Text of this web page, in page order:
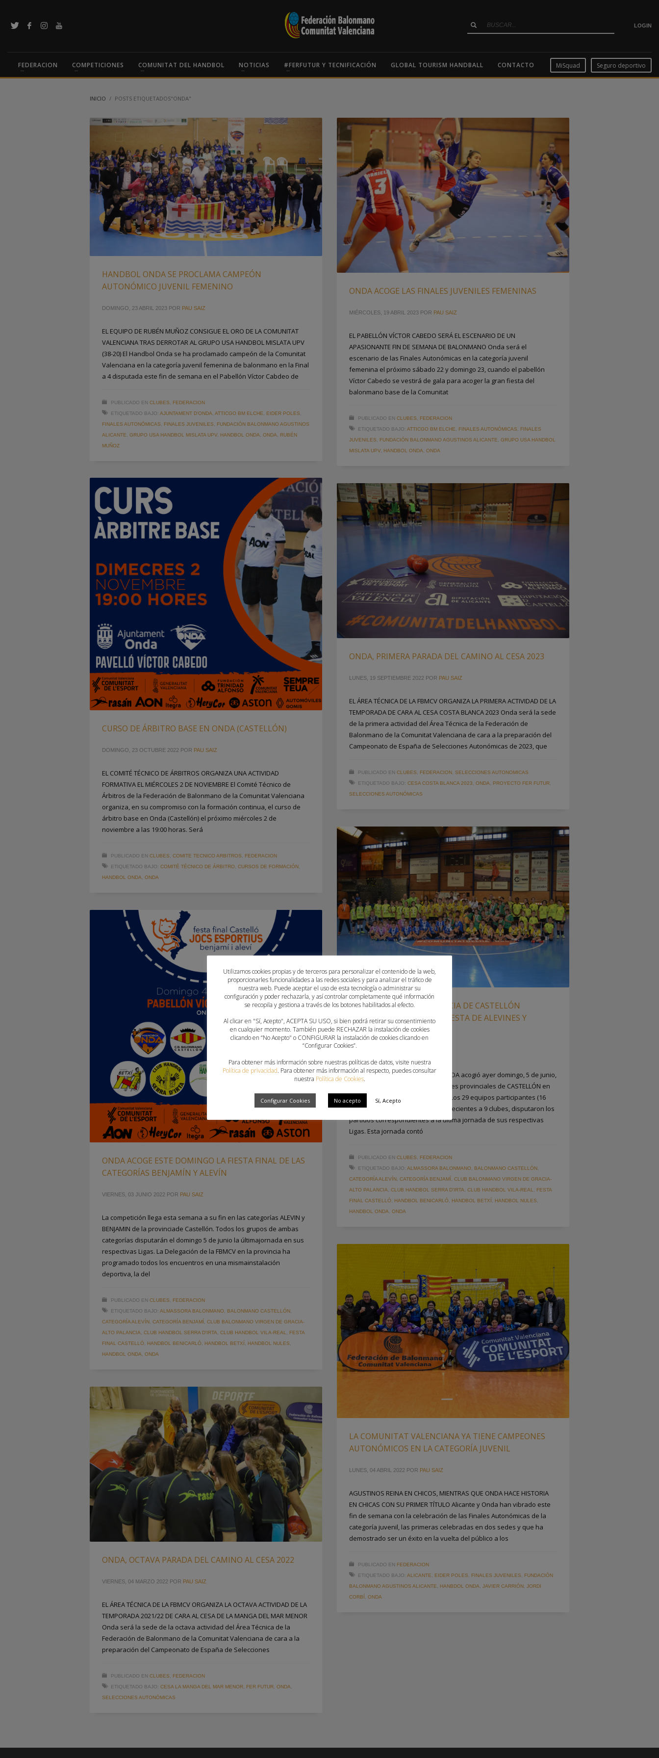
LOGIN
FEDERACION COMPETICIONES COMUNITAT DEL HANDBOL NOTICIAS #FERFUTUR Y TECNIFICACIÓN GLOBAL TOURISM HANDBALL CONTACTO MiSquad Seguro deportivo
INICIO POSTS ETIQUETADOS"ONDA"
HANDBOL ONDA SE PROCLAMA CAMPEÓN
AUTONÓMICO JUVENIL FEMENINO
DOMINGO, 23 ABRIL 2023 POR PAU SAIZ
EL EQUIPO DE RUBÉN MUÑOZ CONSIGUE EL ORO DE LA COMUNITAT
VALENCIANA TRAS DERROTAR AL GRUPO USA HANDBOL MISLATA UPV
(38-20) El Handbol Onda se ha proclamado campeón de la Comunitat
Valenciana en la categoría juvenil femenina de balonmano en la Final
a 4 disputada este fin de semana en el Pabellón Víctor Cabdeo de
PUBLICADO EN CLUBES
FEDERACION
ETIQUETADO BAJO: AJUNTAMENT D'ONDA ATTICGO BM ELCHE EIDER POLES
FINALES AUTONÓMICAS
FINALES JUVENILES
FUNDACIÓN BALONMANO AGUSTINOS
ALICANTE
GRUPO USA HANDBOL MISLATA UPV, HANDBOL ONDA ONDA
RUBÉN
MUÑOZ
ONDA ACOGE LAS FINALES JUVENILES FEMENINAS
MIÉRCOLES, 19 ABRIL 2023 POR PAU SAIZ
EL PABELLÓN VÍCTOR CABEDO SERÁ EL ESCENARIO DE UN
APASIONANTE FIN DE SEMANA DE BALONMANO Onda será el
escenario de las Finales Autonómicas en la categoría juvenil
femenina el próximo sábado 22 y domingo 23, cuando el pabellón
Víctor Cabedo se vestirá de gala para acoger la gran fiesta del
balonmano base de la Comunitat
PUBLICADO EN CLUBES
FEDERACION
ETIQUETADO BAJO: ATTICGO BM ELCHE FINALES AUTONÓMICAS
FINALES
JUVENILES
FUNDACIÓN BALONMANO AGUSTINOS ALICANTE
GRUPO USA HANDBOL
MISLATA UPV, HANDBOL ONDA ONDA
CURSO DE ÁRBITRO BASE EN ONDA (CASTELLÓN)
DOMINGO, 23 OCTUBRE 2022 POR PAU SAIZ
EL COMITÉ TÉCNICO DE ÁRBITROS ORGANIZA UNA ACTIVIDAD
FORMATIVA EL MIÉRCOLES 2 DE NOVIEMBRE El Comité Técnico de
Árbitros de la Federación de Balonmano de la Comunitat Valenciana
organiza, en su compromiso con la formación continua, el curso de
árbitro base en Onda (Castellón) el próximo miércoles 2 de
noviembre a las 19:00 horas. Será
PUBLICADO EN CLUBES COMITE TECNICO ARBITROS
FEDERACION
ETIQUETADO BAJO: COMITÉ TÉCNICO DE ÁRBITRO CURSOS DE FORMACIÓN
HANDBOL ONDA
ONDA
ONDA, PRIMERA PARADA DEL CAMINO AL CESA 2023
LUNES, 19 SEPTIEMBRE 2022 POR PAU SAIZ
EL ÁREA TÉCNICA DE LA FBMCV ORGANIZA LA PRIMERA ACTIVIDAD DE LA
TEMPORADA DE CARA AL CESA COSTA BLANCA 2023 Onda será la sede
de la primera actividad del Área Técnica de la Federación de
Balonmano de la Comunitat Valenciana de cara a la preparación del
Campeonato de España de Selecciones Autonómicas de 2023, que
PUBLICADO EN CLUBES FEDERACION SELECCIONES AUTONOMICAS
ETIQUETADO BAJO: CESA COSTA BLANCA 2023 ONDA PROYECTO FER FUTUR
SELECCIONES AUTONÓMICAS
29 EQUIPOS DE LA PROVINCIA DE CASTELLÓN
PARTICIPAN DE LA GRAN FIESTA DE ALEVINES Y
BENJAMINES
El pabellón VÍCTOR CABEDO de ONDA acogió ayer domingo, 5 de junio,
la jornada final de las competiciones provinciales de CASTELLÓN en
las categorías ALEVÍN y BENJAMÍN. Los 29 equipos participantes (16
ALEVINES y 13 BENJAMINES), pertenecientes a 9 clubes, disputaron los
partidos correspondientes a la última jornada de sus respectivas
Ligas. Esta jornada contó
PUBLICADO EN CLUBES
FEDERACION
ETIQUETADO BAJO: ALMASSORA BALONMANO BALONMANO CASTELLÓN
CATEGORÍA ALEVÍN CATEGORÍA BENJAMÍ
CLUB BALONMANO VIRGEN DE GRACIA-
ALTO PALANCIA
CLUB HANDBOL SERRA D'IRTA CLUB HANDBOL VILA-REAL
FESTA
FINAL CASTELLÓ
HANDBOL BENICARLÓ HANDBOL BETXÍ HANDBOL NULES
HANDBOL ONDA
ONDA
ONDA ACOGE ESTE DOMINGO LA FIESTA FINAL DE LAS
CATEGORÍAS BENJAMÍN Y ALEVÍN
VIERNES, 03 JUNIO 2022 POR PAU SAIZ
La competición llega esta semana a su fin en las categorías ALEVIN y
BENJAMIN de la provinciade Castellón. Todos los grupos de ambas
categorías disputarán el domingo 5 de junio la últimajornada en sus
respectivas Ligas. La Delegación de la FBMCV en la provincia ha
programado todos los encuentros en una mismainstalación
deportiva, la del
PUBLICADO EN CLUBES
FEDERACION
ETIQUETADO BAJO: ALMASSORA BALONMANO BALONMANO CASTELLÓN
CATEGORÍA ALEVÍN CATEGORÍA BENJAMÍ
CLUB BALONMANO VIRGEN DE GRACIA-
ALTO PALANCIA
CLUB HANDBOL SERRA D'IRTA CLUB HANDBOL VILA-REAL
FESTA
FINAL CASTELLÓ
HANDBOL BENICARLÓ HANDBOL BETXÍ HANDBOL NULES
HANDBOL ONDA
ONDA
LA COMUNITAT VALENCIANA YA TIENE CAMPEONES
AUTONÓMICOS EN LA CATEGORÍA JUVENIL
LUNES, 04 ABRIL 2022 POR PAU SAIZ
AGUSTINOS REINA EN CHICOS, MIENTRAS QUE ONDA HACE HISTORIA
EN CHICAS CON SU PRIMER TÍTULO Alicante y Onda han vibrado este
fin de semana con la celebración de las Finales Autonómicas de la
categoría juvenil, las primeras celebradas en dos sedes y que ha
demostrado ser un éxito en la vuelta del público a los
PUBLICADO EN FEDERACION
ETIQUETADO BAJO: ALICANTE, EIDER POLES, FINALES JUVENILES, FUNDACIÓN
BALONMANO AGUSTINOS ALICANTE, HANBDOL ONDA, JAVIER CARRIÓN, JORDI
CORBÍ, ONDA
ONDA, OCTAVA PARADA DEL CAMINO AL CESA 2022
VIERNES, 04 MARZO 2022 POR PAU SAIZ
EL ÁREA TÉCNICA DE LA FBMCV ORGANIZA LA OCTAVA ACTIVIDAD DE LA
TEMPORADA 2021/22 DE CARA AL CESA DE LA MANGA DEL MAR MENOR
Onda será la sede de la octava actividad del Área Técnica de la
Federación de Balonmano de la Comunitat Valenciana de cara a la
preparación del Campeonato de España de Selecciones
PUBLICADO EN CLUBES
FEDERACION
ETIQUETADO BAJO: CESA LA MANGA DEL MAR MENOR FER FUTUR ONDA
SELECCIONES AUTONÓMICAS
Utilizamos cookies propias y de terceros para personalizar el contenido de la web,
proporcionarles funcionalidades a las redes sociales y para analizar el tráfico de
nuestra web. Puede aceptar el uso de esta tecnología o administrar su
configuración y poder rechazarla, y así controlar completamente qué información
se recopila y gestiona a través de los botones habilitados al efecto.
Al clicar en "Sí, Acepto", ACEPTA SU USO, si bien podrá retirar su consentimiento
en cualquier momento. También puede RECHAZAR la instalación de cookies
clicando en “No Acepto" o CONFIGURAR la instalación de cookies clicando en
“Configurar Cookies”.
Para obtener más información sobre nuestras políticas de datos, visite nuestra
Política de privacidad. Para obtener más información al respecto, puedes consultar
nuestra Política de Cookies.
Configurar Cookies No acepto Sí, Acepto